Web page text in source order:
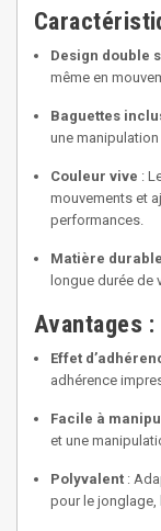
Design double
même en
Baguettes
une
Couleur vive :
mouvements et
performances.
Matière durable
longue durée de
Avantages :
Effet
adhérence
Facile à
et une
Polyvalent :
pour le jonglage,